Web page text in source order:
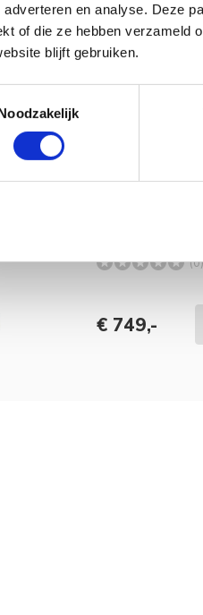
adverteren en analyse. Deze
of die ze hebben verzameld
blijft gebruiken.
België). Bestellingen onder €
en €7,95 voor
Dit wordt
Crafter
(0)
€ 749,-